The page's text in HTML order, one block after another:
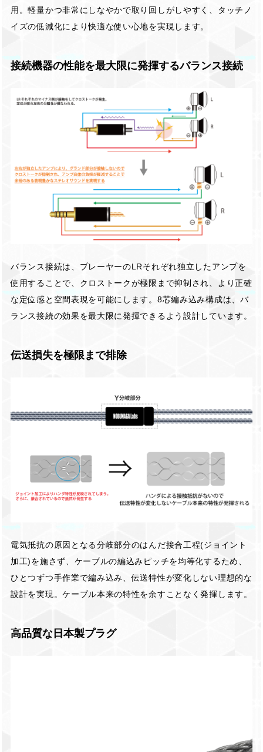
用。軽量かつ非常にしなやかで取り回しがしやすく、タッチノ
イズの低減化により快適な使い心地を実現します。
接続機器の性能を最大限に発揮するバランス接続
バランス接続は、プレーヤーのLRそれぞれ独立したアンプを
使用することで、クロストークが極限まで抑制され、より正確
な定位感と空間表現を可能にします。8芯編み込み構成は、バ
ランス接続の効果を最大限に発揮できるよう設計しています。
伝送損失を極限まで排除
電気抵抗の原因となる分岐部分のはんだ接合工程(ジョイント
加工)を施さず、ケーブルの編込みピッチを均等化するため、
ひとつずつ手作業で編み込み、伝送特性が変化しない理想的な
設計を実現。ケーブル本来の特性を余すことなく発揮します。
高品質な日本製プラグ